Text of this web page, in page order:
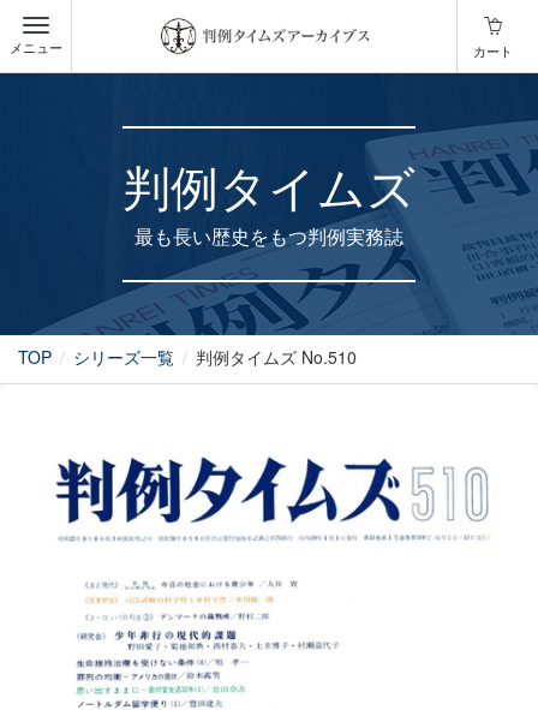
メニュー カート
判例タイムズ
最も長い歴史をもつ判例実務誌
TOP シリーズ一覧 判例タイムズ No.510